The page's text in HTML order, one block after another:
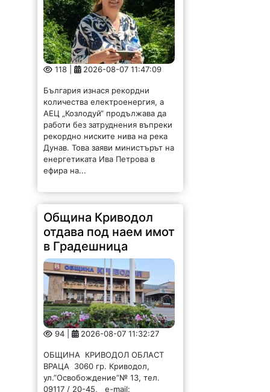
118 | 2026-08-07 11:47:09
количества електроенергия, а
АЕЦ „Козлодуй“ продължава да
работи без затруднения въпреки
рекордно ниските нива на река
Дунав. Това заяви министърът на
енергетиката Ива Петрова в
ефира на...
Община Криводол
отдава под наем имот
в Градешница
94 | 2026-08-07 11:32:27
ВРАЦА 3060 гр. Криводол,
ул.”Освобождение”№ 13, тел.
09117 / 20-45, e-mail: